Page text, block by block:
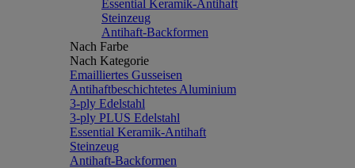
Essential Keramik-Antihaft
Steinzeug
Antihaft-Backformen
Nach Farbe
Nach Kategorie
Emailliertes Gusseisen
Antihaftbeschichtetes Aluminium
3-ply Edelstahl
3-ply PLUS Edelstahl
Essential Keramik-Antihaft
Steinzeug
Antihaft-Backformen